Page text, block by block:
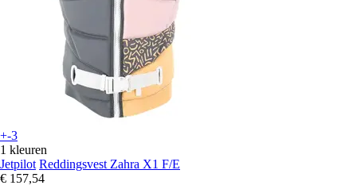
+-3
1 kleuren
Jetpilot Reddingsvest Zahra X1 F/E
€ 157,54